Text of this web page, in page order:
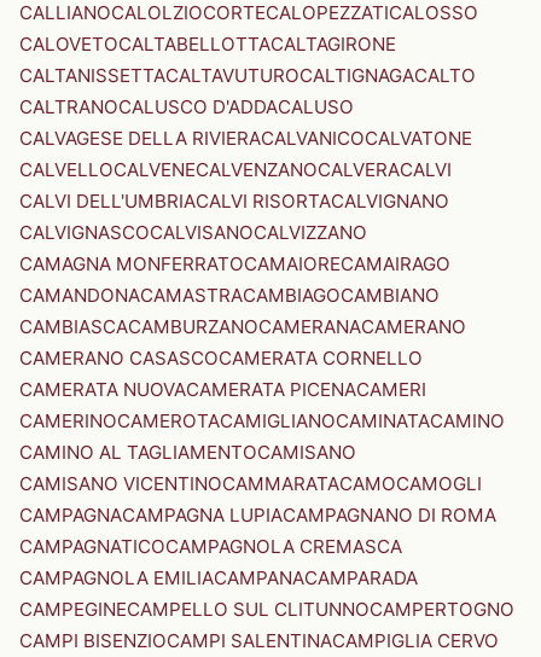
CALLIANOCALOLZIOCORTECALOPEZZATICALOSSO
CALOVETOCALTABELLOTTACALTAGIRONE
CALTANISSETTACALTAVUTUROCALTIGNAGACALTO
CALTRANOCALUSCO D'ADDACALUSO
CALVAGESE DELLA RIVIERACALVANICOCALVATONE
CALVELLOCALVENECALVENZANOCALVERACALVI
CALVI DELL'UMBRIACALVI RISORTACALVIGNANO
CALVIGNASCOCALVISANOCALVIZZANO
CAMAGNA MONFERRATOCAMAIORECAMAIRAGO
CAMANDONACAMASTRACAMBIAGOCAMBIANO
CAMBIASCACAMBURZANOCAMERANACAMERANO
CAMERANO CASASCOCAMERATA CORNELLO
CAMERATA NUOVACAMERATA PICENACAMERI
CAMERINOCAMEROTACAMIGLIANOCAMINATACAMINO
CAMINO AL TAGLIAMENTOCAMISANO
CAMISANO VICENTINOCAMMARATACAMOCAMOGLI
CAMPAGNACAMPAGNA LUPIACAMPAGNANO DI ROMA
CAMPAGNATICOCAMPAGNOLA CREMASCA
CAMPAGNOLA EMILIACAMPANACAMPARADA
CAMPEGINECAMPELLO SUL CLITUNNOCAMPERTOGNO
CAMPI BISENZIOCAMPI SALENTINACAMPIGLIA CERVO